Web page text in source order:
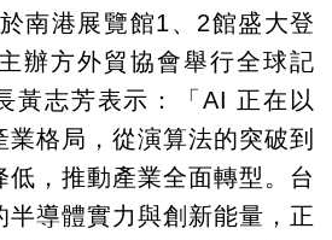
南港展覽館1、2館盛大登
辦方外貿協會舉行全球記
黃志芳表示：「AI 正在以
格局，從演算法的突破到
低，推動產業全面轉型。台
半導體實力與創新能量，正